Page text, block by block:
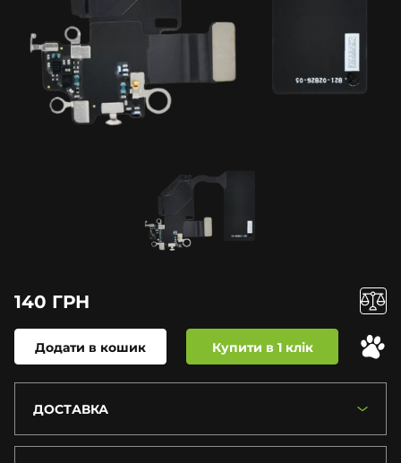
140 ГРН
Додати в кошик Купити в 1 клік
ДОСТАВКА